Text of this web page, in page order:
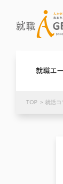
就職エ
TOP 就活コ